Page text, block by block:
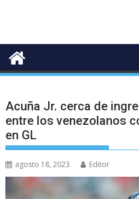
Acuña Jr. cerca de
entre los venezolanos
en GL
agosto 18, 2023 Editor